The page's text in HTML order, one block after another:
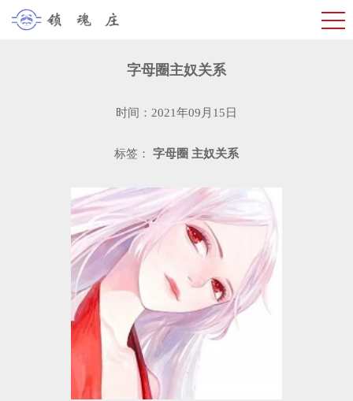
字母圈主奴关系
时间：2021年09月15日
标签： 字母圈 主奴关系